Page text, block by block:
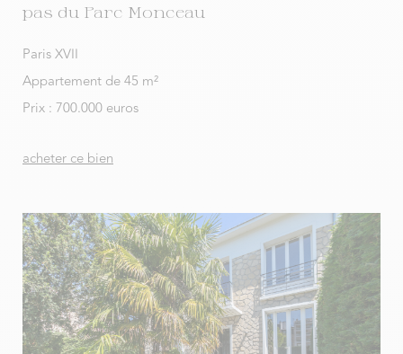
pas du Parc Monceau
Paris XVII
Appartement de 45 m²
Prix : 700.000 euros
acheter ce bien